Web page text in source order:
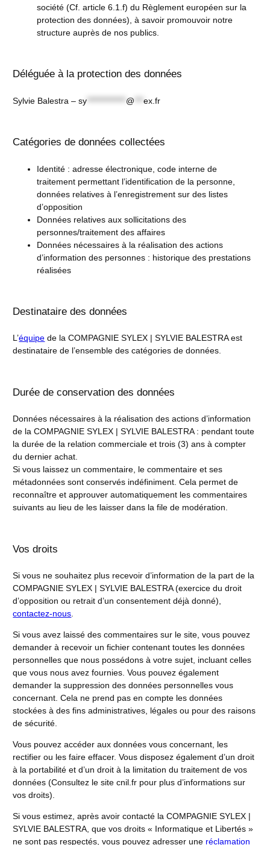
société (Cf. article 6.1.f) du Règlement européen sur la
protection des données), à savoir promouvoir notre
structure auprès de nos publics.
Déléguée à la protection des données
Sylvie Balestra –sy @ ***ex.fr
Catégories de données collectées
Identité : adresse électronique, code interne de
traitement permettant l’identification de la personne,
données relatives à l’enregistrement sur des listes
d’opposition
Données relatives aux sollicitations des
personnes/traitement des affaires
Données nécessaires à la réalisation des actions
d’information des personnes : historique des prestations
réalisées
Destinataire des données
L’équipe de la COMPAGNIE SYLEX | SYLVIE BALESTRA est
destinataire de l’ensemble des catégories de données.
Durée de conservation des données
Données nécessaires à la réalisation des actions d’information
de la COMPAGNIE SYLEX | SYLVIE BALESTRA : pendant toute
la durée de la relation commerciale et trois (3) ans à compter
du dernier achat.
Si vous laissez un commentaire, le commentaire et ses
métadonnées sont conservés indéfiniment. Cela permet de
reconnaître et approuver automatiquement les commentaires
suivants au lieu de les laisser dans la file de modération.
Vos droits
Si vous ne souhaitez plus recevoir d’information de la part de la
COMPAGNIE SYLEX | SYLVIE BALESTRA (exercice du droit
d’opposition ou retrait d’un consentement déjà donné),
contactez-nous
Si vous avez laissé des commentaires sur le site, vous pouvez
demander à recevoir un fichier contenant toutes les données
personnelles que nous possédons à votre sujet, incluant celles
que vous nous avez fournies. Vous pouvez également
demander la suppression des données personnelles vous
concernant. Cela ne prend pas en compte les données
stockées à des fins administratives, légales ou pour des raisons
de sécurité.
Vous pouvez accéder aux données vous concernant, les
rectifier ou les faire effacer. Vous disposez également d’un droit
à la portabilité et d’un droit à la limitation du traitement de vos
données (Consultez le site cnil.fr pour plus d’informations sur
vos droits).
Si vous estimez, après avoir contacté la COMPAGNIE SYLEX |
SYLVIE BALESTRA, que vos droits « Informatique et Libertés »
ne sont pas respectés, vous pouvez adresser une réclamation